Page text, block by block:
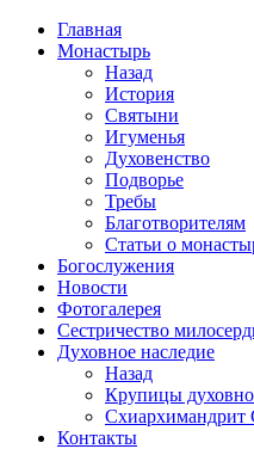
Перейти
содержимому
Главная
Монастырь
Назад
История
Святыни
Игуменья
Духовенство
Подворье
Требы
Благотворителям
Статьи о
Богослужения
Новости
Фотогалерея
Сестричество
Духовное наследие
Назад
Крупицы
Схиархимандрит
Контакты